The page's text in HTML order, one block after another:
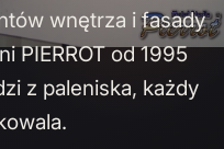
wnętrza i fasady
PIERROT od 1995
z paleniska, każdy